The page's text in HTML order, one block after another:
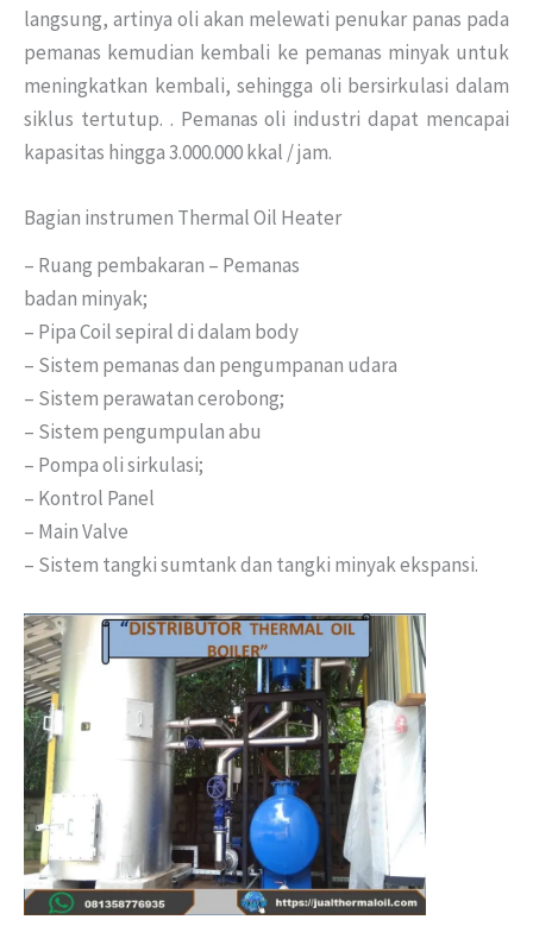
langsung, artinya oli akan melewati penukar panas pada
pemanas kemudian kembali ke pemanas minyak untuk
meningkatkan kembali, sehingga oli bersirkulasi dalam
siklus tertutup. . Pemanas oli industri dapat mencapai
kapasitas hingga 3.000.000 kkal / jam.
Bagian instrumen Thermal Oil Heater
– Ruang pembakaran – Pemanas
badan minyak;
– Pipa Coil sepiral di dalam body
– Sistem pemanas dan pengumpanan udara
– Sistem perawatan cerobong;
– Sistem pengumpulan abu
– Pompa oli sirkulasi;
– Kontrol Panel
– Main Valve
– Sistem tangki sumtank dan tangki minyak ekspansi.